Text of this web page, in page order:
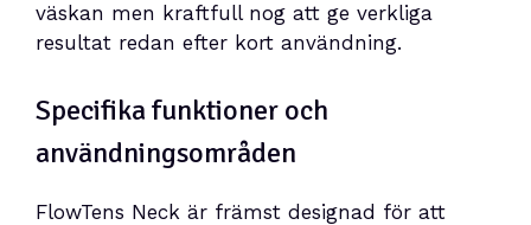
väskan men kraftfull nog att ge verkliga
resultat redan efter kort användning.
Specifika funktioner och
användningsområden
FlowTens Neck är främst designad för att